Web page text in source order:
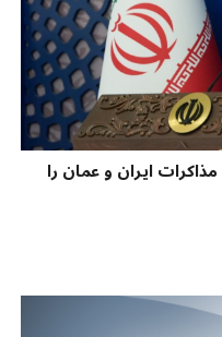
ایران و عمان را